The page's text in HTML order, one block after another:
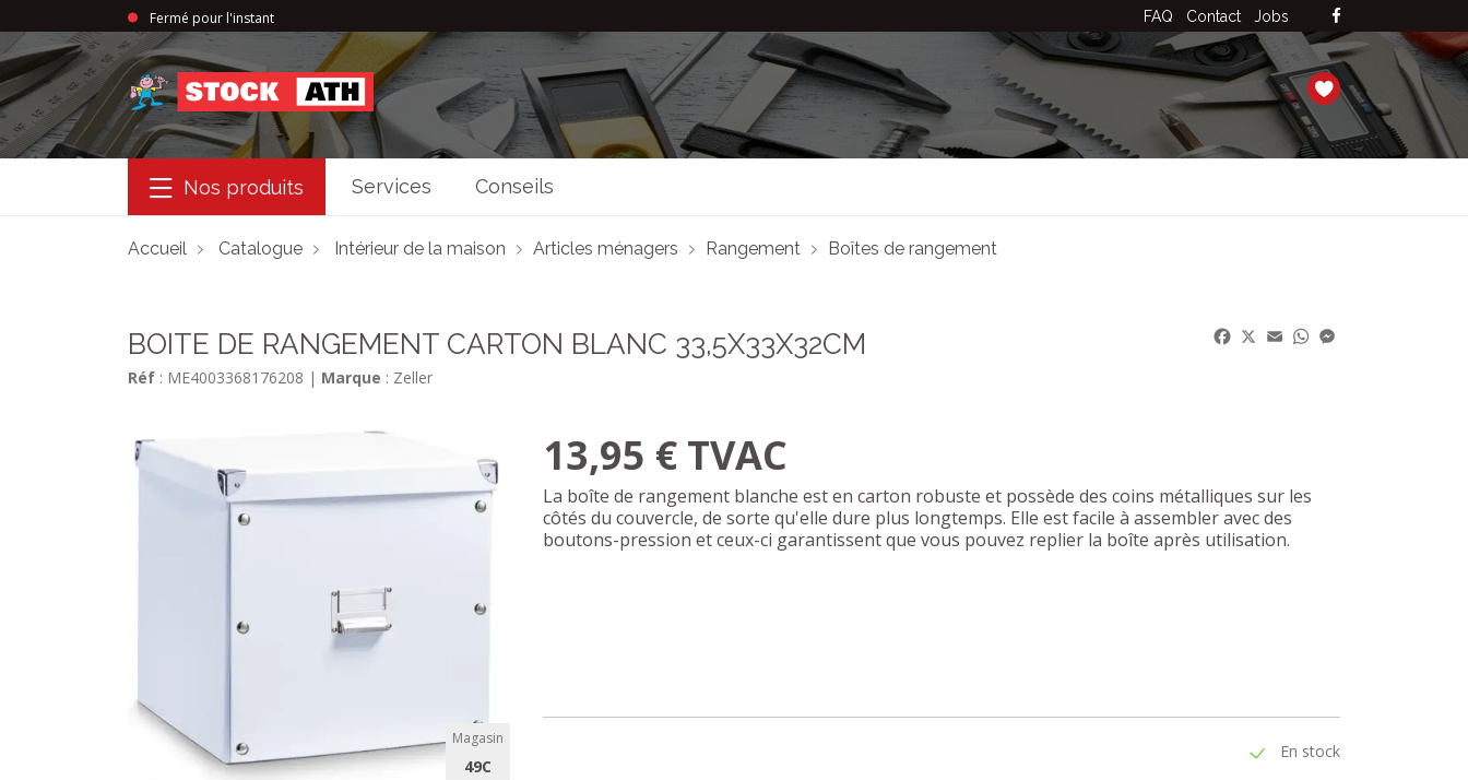
Fermé pour l'instant FAQ Contact Jobs
StockAth
Nos produits Services Conseils
Accueil Catalogue Intérieur de la maison Articles ménagers Rangement Boîtes de rangement
BOITE DE RANGEMENT CARTON BLANC 33,5X33X32CM
Réf : ME4003368176208 | Marque : Zeller
Facebook
X EmailWhatsApp
Magasin
49C
13,95 € TVAC
La boîte de rangement blanche est en carton robuste et possède des coins métalliques sur les
côtés du couvercle, de sorte qu'elle dure plus longtemps. Elle est facile à assembler avec des
boutons-pression et ceux-ci garantissent que vous pouvez replier la boîte après utilisation.
En stock